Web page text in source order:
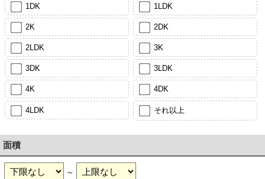
1DK 1LDK
2K 2DK
2LDK 3K
3DK 3LDK
4K 4DK
4LDK それ以上
面積
～